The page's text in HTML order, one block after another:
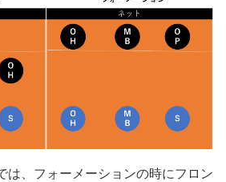
は、フォーメーションの時にフロン